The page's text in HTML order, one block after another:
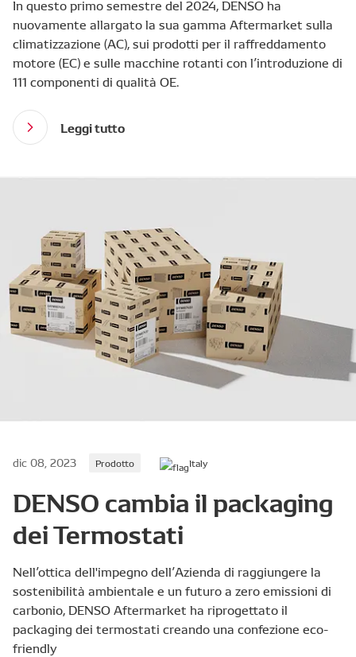
In questo primo semestre del 2024, DENSO ha
nuovamente allargato la sua gamma Aftermarket sulla
climatizzazione (AC), sui prodotti per il raffreddamento
motore (EC) e sulle macchine rotanti con l’introduzione di
111 componenti di qualità OE.
Leggi tutto
dic 08, 2023 Prodotto Italy
DENSO cambia il packaging
dei Termostati
Nell’ottica dell'impegno dell’Azienda di raggiungere la
sostenibilità ambientale e un futuro a zero emissioni di
carbonio, DENSO Aftermarket ha riprogettato il
packaging dei termostati creando una confezione eco-
friendly